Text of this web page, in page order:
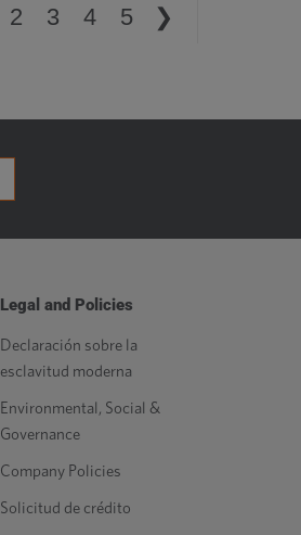
2 3 4 5 ❯
Legal and Policies
Declaración sobre la
esclavitud moderna
Environmental, Social &
Governance
Company Policies
Solicitud de crédito